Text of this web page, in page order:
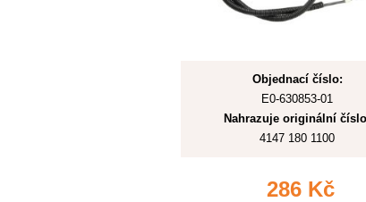
Objednací číslo:
E0-630853-01
Nahrazuje originální
4147 180 1100
286 Kč